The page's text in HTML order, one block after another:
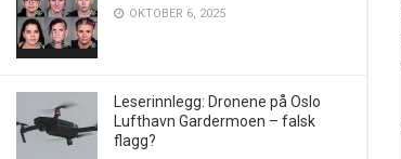
OKTOBER 6, 2025
Leserinnlegg: Dronene på Oslo
Lufthavn Gardermoen – falsk
flagg?